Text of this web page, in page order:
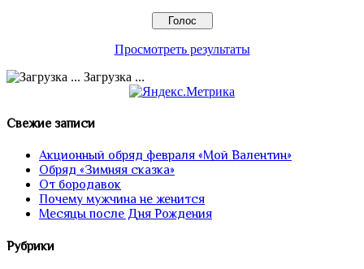
Просмотреть результаты
Загрузка ...
Свежие записи
Акционный обряд февраля «Мой Валентин»
Обряд «Зимняя сказка»
От бородавок
Почему мужчина не женится
Месяцы после Дня Рождения
Рубрики